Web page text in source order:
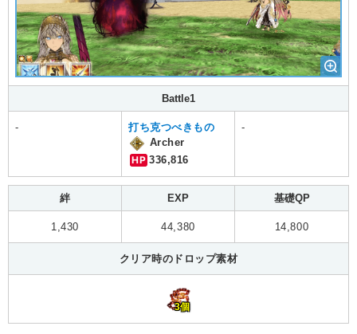
Battle1
-
打ち克つべきもの
Archer
HP 336,816
-
絆 EXP 基礎QP
1,430 44,380 14,800
クリア時のドロップ素材
3個